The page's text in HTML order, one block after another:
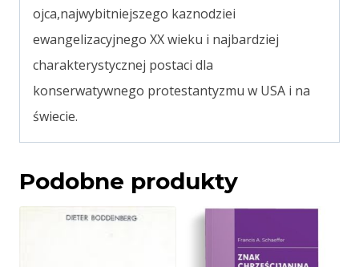
ojca,najwybitniejszego kaznodziei
ewangelizacyjnego XX wieku i najbardziej
charakterystycznej postaci dla
konserwatywnego protestantyzmu w USA i na
świecie.
Podobne produkty